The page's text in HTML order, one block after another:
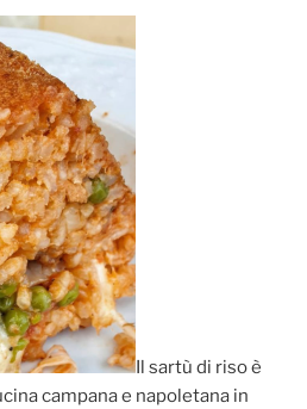
Il sartù di riso è
campana e napoletana in